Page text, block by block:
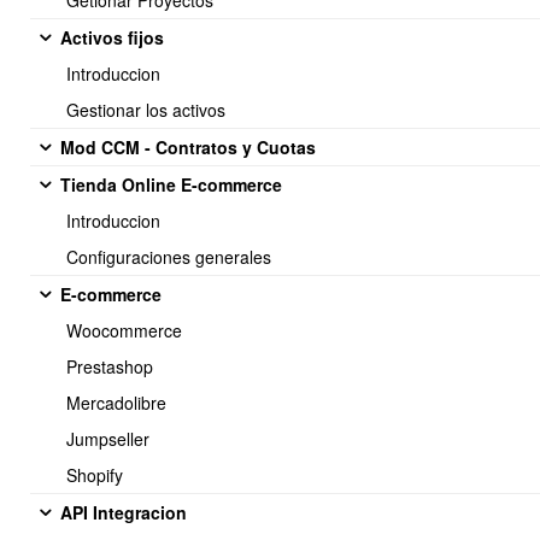
Activos fijos
Introduccion
Gestionar los activos
Mod CCM - Contratos y Cuotas
Tienda Online E-commerce
Introduccion
Configuraciones generales
E-commerce
Woocommerce
Prestashop
Mercadolibre
Jumpseller
Shopify
API Integracion
📈Beneficios para la
empresa
Mejora la organización y claridad del trabajo.
Reduce la improvisación y pérdida de información.
Aumenta la productividad del equipo.
Permite conocer el estado real del proyecto en segundos.
Controla el consumo del presupuesto y costos asociados.
Facilita la facturación por hitos o etapas.
Permite medir rendimiento del equipo mediante horas
💡En resumen